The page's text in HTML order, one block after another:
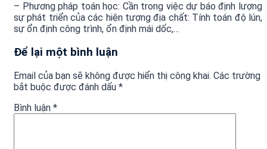
– Phương pháp toán học: Cần trong việc dự báo định lượng
sự phát triển của các hiện tượng địa chất: Tính toán độ lún,
sự ổn định công trình, ổn định mái dốc,…
Để lại một bình luận
Email của bạn sẽ không được hiển thị công khai. Các trường
bắt buộc được đánh dấu *
Bình luận *